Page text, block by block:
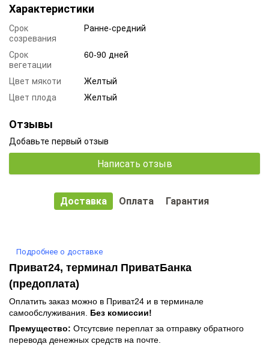
Характеристики
Срок
созревания
Ранне-средний
Срок
вегетации
60-90 дней
Цвет мякоти
Желтый
Цвет плода
Желтый
Отзывы
Добавьте первый отзыв
Написать отзыв
Доставка Оплата Гарантия
Подробнее о доставке
Приват24, терминал ПриватБанка
(предоплата)
Оплатить заказ можно в Приват24 и в терминале
самообслуживания. Без комиссии!
Премущество: Отсутсвие переплат за отправку обратного
перевода денежных средств на почте.